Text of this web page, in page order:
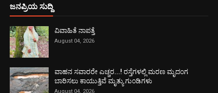
ಜನಪ್ರಿಯ ಸುದ್ದಿ
ವಿವಾಹಿತೆ ನಾಪತ್ತೆ
August 04, 2026
ವಾಹನ ಸವಾರರೇ ಎಚ್ಚರ...! ರಸ್ತೆಗಳಲ್ಲಿ ಮರಣ ಮೃದಂಗ
ಬಾರಿಸಲು ಕಾಯುತ್ತಿವೆ ಮೃತ್ಯು ಗುಂಡಿಗಳು
August 04, 2026